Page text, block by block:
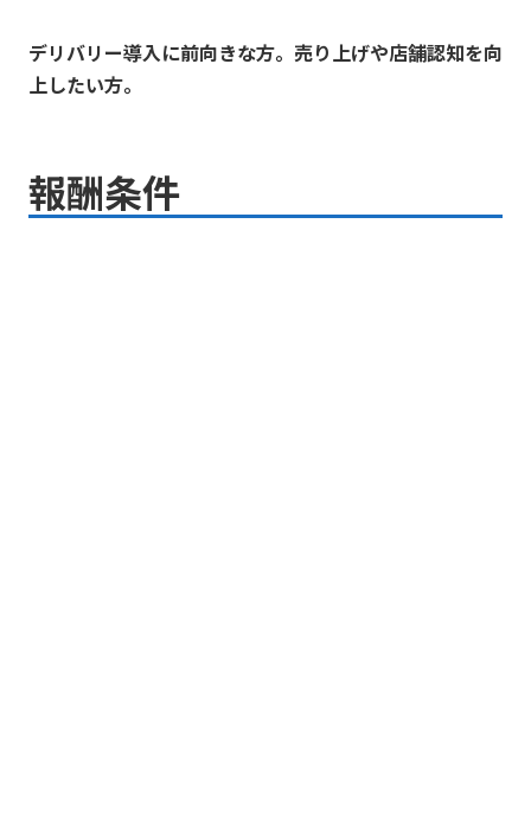
デリバリー導入に前向きな方。売り上げや店舗認知を向
上したい方。
報酬条件